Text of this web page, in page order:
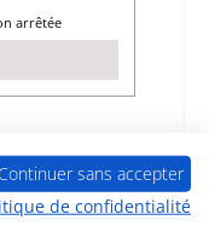
arrêtée
Continuer sans accepter
de confidentialité